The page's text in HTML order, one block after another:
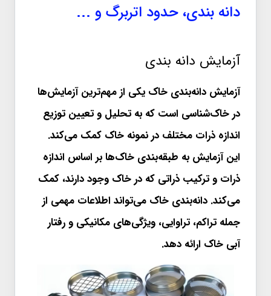
دانه بندی، حدود اتربرگ و ...
آزمایش دانه بندی
آزمایش دانه‌بندی خاک یکی از مهم‌ترین آزمایش‌ها
در خاک‌شناسی است که به تحلیل و تعیین توزیع
اندازه ذرات مختلف در نمونه خاک کمک می‌کند.
این آزمایش به طبقه‌بندی خاک‌ها بر اساس اندازه
ذرات و ترکیب ذراتی که در خاک وجود دارند، کمک
می‌کند. دانه‌بندی خاک می‌تواند اطلاعات مهمی از
جمله تراکم، تراوایی، ویژگی‌های مکانیکی و رفتار
آبی خاک ارائه دهد.